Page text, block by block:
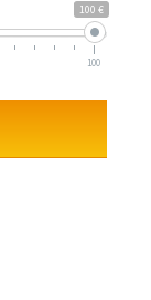
100 €
100